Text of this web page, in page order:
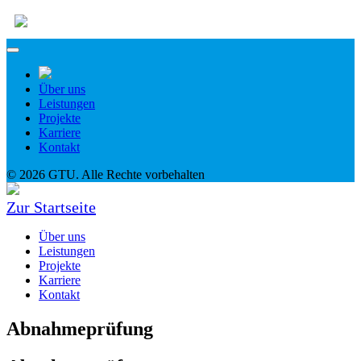
Über uns
Leistungen
Projekte
Karriere
Kontakt
© 2026 GTU. Alle Rechte vorbehalten
Zur Startseite
Über uns
Leistungen
Projekte
Karriere
Kontakt
Abnahmeprüfung